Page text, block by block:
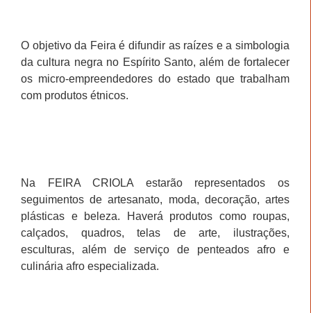
O objetivo da Feira é difundir as raízes e a simbologia
da cultura negra no Espírito Santo, além de fortalecer
os micro-empreendedores do estado que trabalham
com produtos étnicos.
Na FEIRA CRIOLA estarão representados os
seguimentos de artesanato, moda, decoração, artes
plásticas e beleza. Haverá produtos como roupas,
calçados, quadros, telas de arte, ilustrações,
esculturas, além de serviço de penteados afro e
culinária afro especializada.